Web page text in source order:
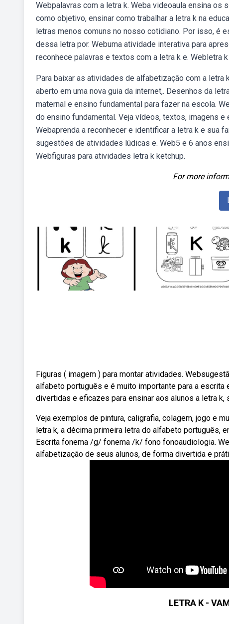
Webpalavras com a letra k. Weba videoaula ensina
como objetivo, ensinar como trabalhar a letra k na
letras menos comuns no nosso cotidiano. Por isso, é
dessa letra por. Webuma atividade interativa para
reconhece palavras e textos com a letra k e. Webletra
Para baixar as atividades de alfabetização com a letra
aberto em uma nova guia da internet,. Desenhos da
maternal e ensino fundamental para fazer na escola.
do ensino fundamental. Veja vídeos, textos, imagens
Webaprenda a reconhecer e identificar a letra k e sua
sugestões de atividades lúdicas e. Web5 e 6 anos
Webfiguras para atividades letra k ketchup.
For more
Figuras ( imagem ) para montar atividades.
alfabeto português e é muito importante para a escrita
divertidas e eficazes para ensinar aos alunos a letra k,
Veja exemplos de pintura, caligrafia, colagem, jogo e
letra k, a décima primeira letra do alfabeto português,
Escrita fonema /g/ fonema /k/ fono fonoaudiologia.
alfabetização de seus alunos, de forma divertida e
LETRA K -